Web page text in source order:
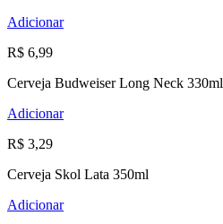
Adicionar
R$ 6,99
Cerveja Budweiser Long Neck 330ml
Adicionar
R$ 3,29
Cerveja Skol Lata 350ml
Adicionar